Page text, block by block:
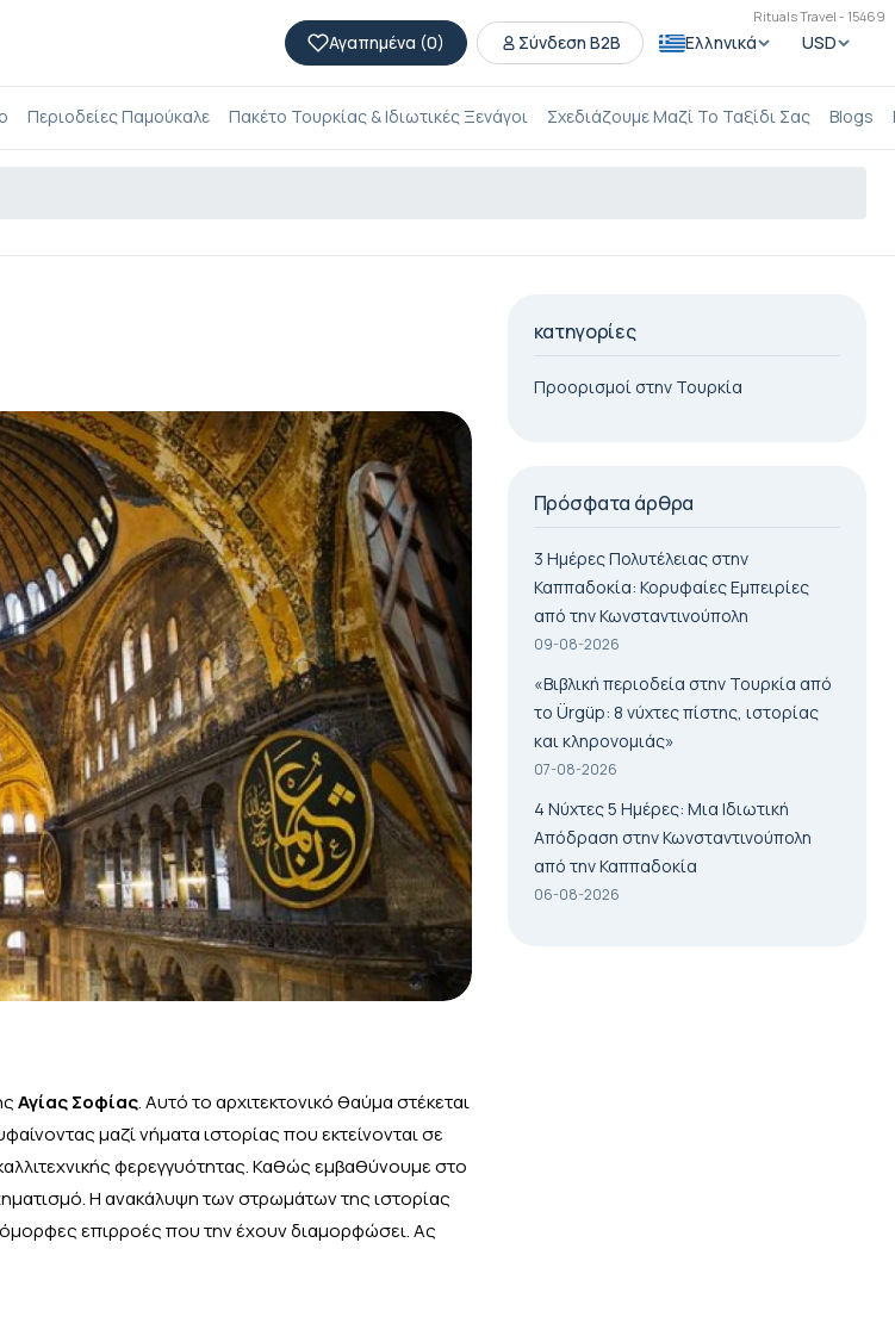
Rituals Travel - 15469
Αγαπημένα (0) Σύνδεση B2B Ελληνικά USD
Περιοδείες Παμούκαλε Πακέτο Τουρκίας & Ιδιωτικές Ξενάγοι Σχεδιάζουμε Μαζί Το Ταξίδι Σας Blogs
Αγίας Σοφίας. Αυτό το αρχιτεκτονικό θαύμα στέκεται
μαζί νήματα ιστορίας που εκτείνονται σε
φερεγγυότητας. Καθώς εμβαθύνουμε στο
Η ανακάλυψη των στρωμάτων της ιστορίας
επιρροές που την έχουν διαμορφώσει. Ας
κατηγορίες
Προορισμοί στην Τουρκία
Πρόσφατα άρθρα
3 Ημέρες Πολυτέλειας στην
Καππαδοκία: Κορυφαίες Εμπειρίες
από την Κωνσταντινούπολη
09-08-2026
«Βιβλική περιοδεία στην Τουρκία από
το Ürgüp: 8 νύχτες πίστης, ιστορίας
και κληρονομιάς»
07-08-2026
4 Νύχτες 5 Ημέρες: Μια Ιδιωτική
Απόδραση στην Κωνσταντινούπολη
από την Καππαδοκία
06-08-2026